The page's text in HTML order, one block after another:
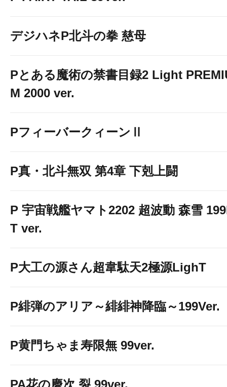
デジハネP北斗の拳 慈母
Pとある魔術の禁書目録2 Light
M 2000 ver.
PフィーバークィーンⅡ
P真・北斗無双 第4章 下剋上闘
P 宇宙戦艦ヤマト2202 超波動 森雪
T ver.
P大工の源さん超韋駄天2極源LighT
P緋弾のアリア～緋緋神降臨～199Ver.
P黄門ちゃま寿限無 99ver.
PA花の慶次 裂 99ver.